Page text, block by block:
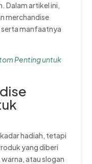
Dalam artikel ini,
merchandise
manfaatnya
Penting untuk
hadiah, tetapi
yang diberi
atau slogan